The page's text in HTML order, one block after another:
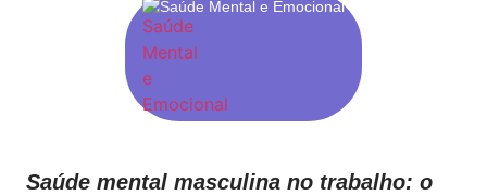
Saúde Mental e Emocional
Saúde mental masculina no trabalho: o